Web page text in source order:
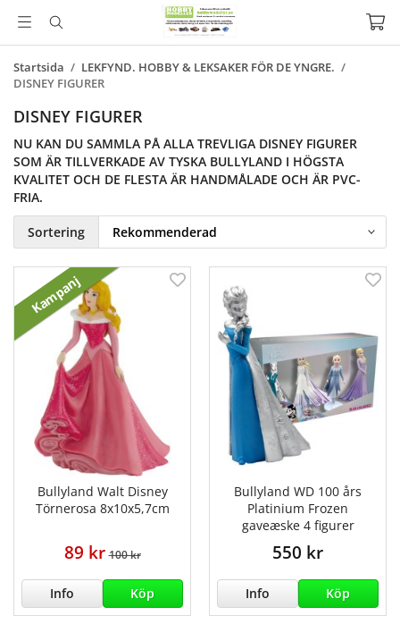
Startsida / LEKFYND. HOBBY & LEKSAKER FÖR DE YNGRE. /
DISNEY FIGURER
DISNEY FIGURER
NU KAN DU SAMMLA PÅ ALLA TREVLIGA DISNEY FIGURER
SOM ÄR TILLVERKADE AV TYSKA BULLYLAND I HÖGSTA
KVALITET OCH DE FLESTA ÄR HANDMÅLADE OCH ÄR PVC-
FRIA.
Sortering
Kampanj
Bullyland Walt Disney
Törnerosa 8x10x5,7cm
89 kr 100 kr
Info Köp
Bullyland WD 100 års
Platinium Frozen
gaveæske 4 figurer
550 kr
Info Köp